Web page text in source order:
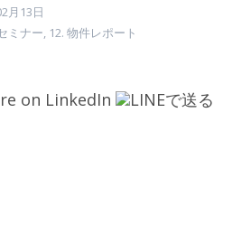
月13日
ミナー, 12. 物件レポート